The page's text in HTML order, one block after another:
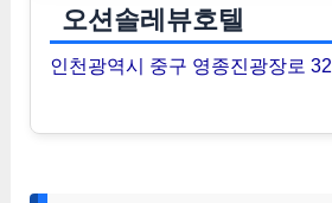
오션솔레뷰호텔
인천광역시 중구 영종진광장로 32